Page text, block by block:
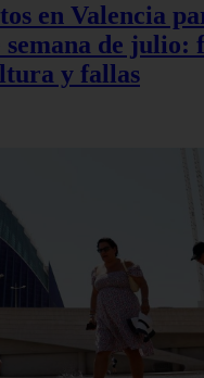
en Valencia
de julio:
y fallas